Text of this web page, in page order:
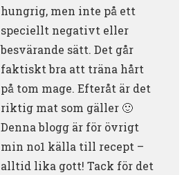
hungrig, men inte på ett
speciellt negativt eller
besvärande sätt. Det går
faktiskt bra att träna hårt
på tom mage. Efteråt är det
riktig mat som gäller 🙂
Denna blogg är för övrigt
min no1 källa till recept –
alltid lika gott! Tack för det